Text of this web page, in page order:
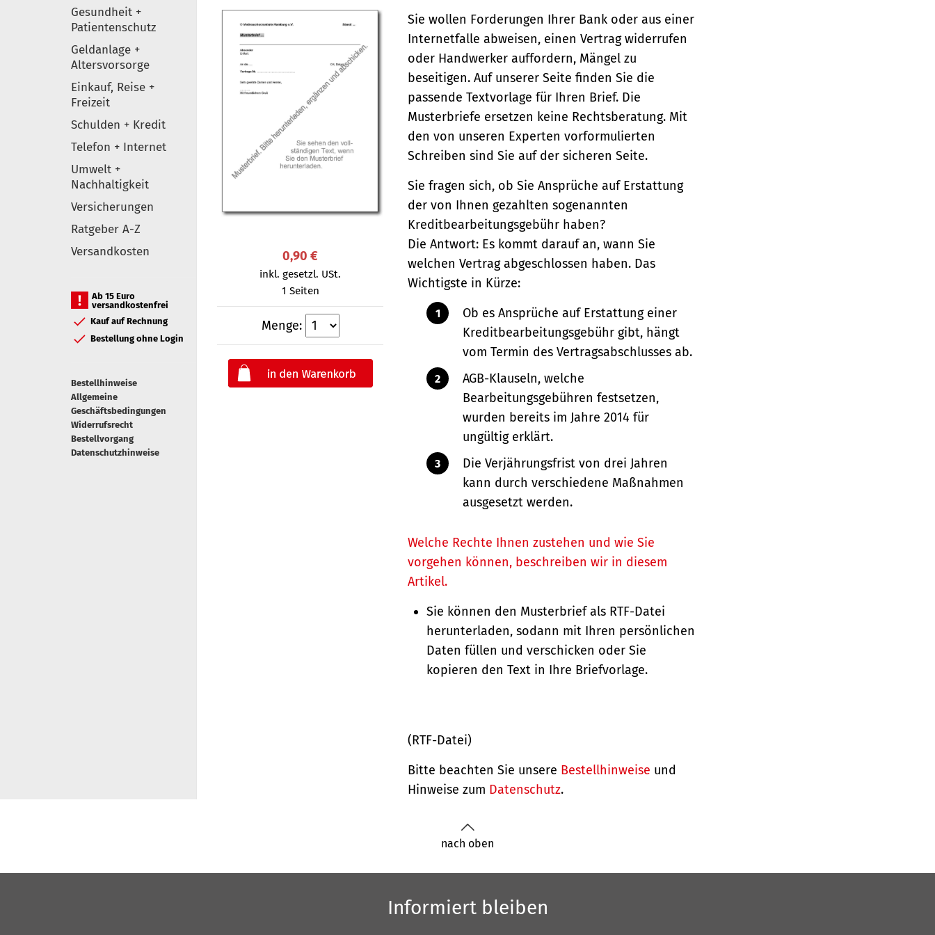
Gesundheit +
Patientenschutz
Geldanlage +
Altersvorsorge
Einkauf, Reise +
Freizeit
Schulden + Kredit
Telefon + Internet
Umwelt +
Nachhaltigkeit
Versicherungen
Ratgeber A-Z
Versandkosten
Ab 15 Euro
versandkostenfrei
Kauf auf Rechnung
Bestellung ohne Login
Bestellhinweise
Allgemeine
Geschäftsbedingungen
Widerrufsrecht
Bestellvorgang
Datenschutzhinweise
0,90 €
inkl. gesetzl. USt.
1 Seiten
Menge:
Sie wollen Forderungen Ihrer Bank oder aus einer
Internetfalle abweisen, einen Vertrag widerrufen
oder Handwerker auffordern, Mängel zu
beseitigen. Auf unserer Seite finden Sie die
passende Textvorlage für Ihren Brief. Die
Musterbriefe ersetzen keine Rechtsberatung. Mit
den von unseren Experten vorformulierten
Schreiben sind Sie auf der sicheren Seite.
Sie fragen sich, ob Sie Ansprüche auf Erstattung
der von Ihnen gezahlten sogenannten
Kreditbearbeitungsgebühr haben?
Die Antwort: Es kommt darauf an, wann Sie
welchen Vertrag abgeschlossen haben. Das
Wichtigste in Kürze:
Ob es Ansprüche auf Erstattung einer
Kreditbearbeitungsgebühr gibt, hängt
vom Termin des Vertragsabschlusses ab.
AGB-Klauseln, welche
Bearbeitungsgebühren festsetzen,
wurden bereits im Jahre 2014 für
ungültig erklärt.
Die Verjährungsfrist von drei Jahren
kann durch verschiedene Maßnahmen
ausgesetzt werden.
Welche Rechte Ihnen zustehen und wie Sie
vorgehen können, beschreiben wir in diesem
Artikel.
Sie können den Musterbrief als RTF-Datei
herunterladen, sodann mit Ihren persönlichen
Daten füllen und verschicken oder Sie
kopieren den Text in Ihre Briefvorlage.
(RTF-Datei)
Bitte beachten Sie unsere Bestellhinweise und
Hinweise zum Datenschutz.
nach oben
Informiert bleiben